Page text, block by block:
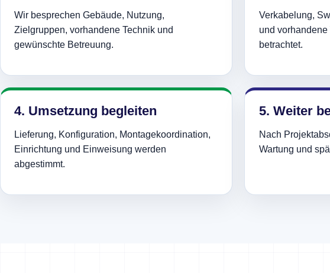
Wir besprechen Gebäude, Nutzung,
Zielgruppen, vorhandene Technik und
gewünschte Betreuung.
Verkabelung,
und
betrachtet.
4. Umsetzung begleiten
Lieferung, Konfiguration, Montagekoordination,
Einrichtung und Einweisung werden
abgestimmt.
5. Weiter
Nach
Wartung und